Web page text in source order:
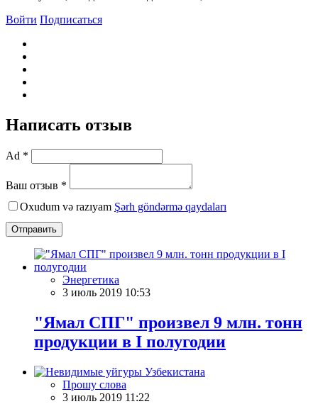
Войти Подписаться
Написать отзыв
Ad *
Ваш отзыв *
Oxudum və razıyam Şərh göndərmə qaydaları
Отправить
Энергетика
3 июль 2019 10:53
"Ямал СПГ" произвел 9 млн. тонн
продукции в I полугодии
Прошу слова
3 июль 2019 11:22